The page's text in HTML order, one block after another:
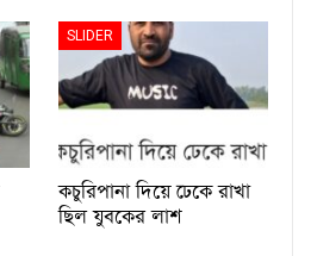
SLIDER
কচুরিপানা দিয়ে ঢেকে রাখা
ছিল যুবকের লাশ